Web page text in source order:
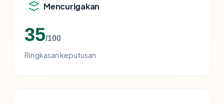
Mencurigakan
35/100
Ringkasan keputusan